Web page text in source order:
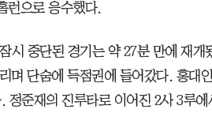
런으로 응수했다.
시 중단된 경기는 약 27분 만에 재개
며 단숨에 득점권에 들어갔다. 홍대
정준재의 진루타로 이어진 2사 3루에